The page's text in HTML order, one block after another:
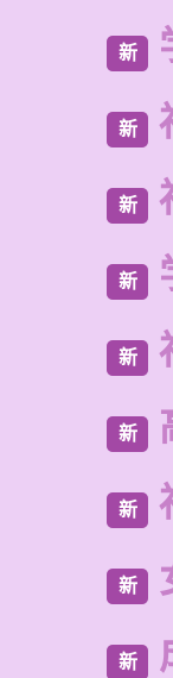
新
新
新
新
新
新
新
新
新